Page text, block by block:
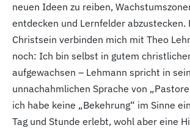
neuen Ideen zu reiben,
entdecken und Lernfelder abzustecken.
Christsein verbinden mich mit Theo
noch: Ich bin selbst in gutem
aufgewachsen – Lehmann spricht in
unnachahmlichen Sprache von
ich habe keine „Bekehrung“ im Sinne
Tag und Stunde erlebt, wohl aber eine